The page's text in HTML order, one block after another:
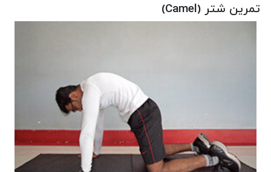
تمرین شتر (Camel)